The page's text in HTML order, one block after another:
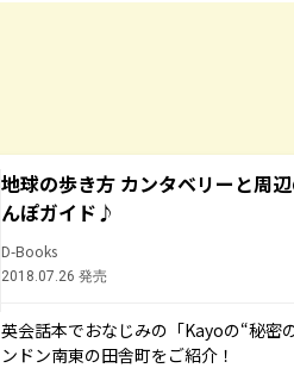
地球の歩き方 カンタベリーと周
んぽガイド♪
D-Books
2018.07.26 発売
英会話本でおなじみの「Kayoの“秘密
ンドン南東の田舎町をご紹介！